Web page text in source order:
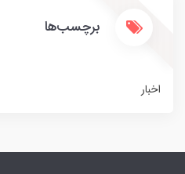
برچسب‌ها
اخبار